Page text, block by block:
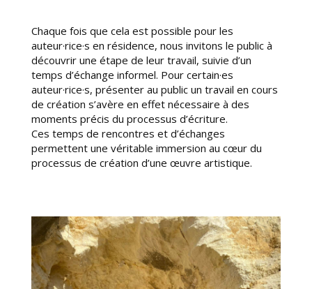
Chaque fois que cela est possible pour les
auteur·rice·s en résidence, nous invitons le public à
découvrir une étape de leur travail, suivie d’un
temps d’échange informel. Pour certain·es
auteur·rice·s, présenter au public un travail en cours
de création s’avère en effet nécessaire à des
moments précis du processus d’écriture.
Ces temps de rencontres et d’échanges
permettent une véritable immersion au cœur du
processus de création d’une œuvre artistique.